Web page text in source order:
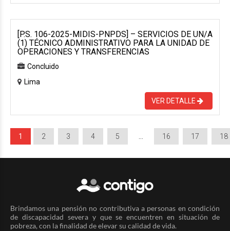
[P.S. 106-2025-MIDIS-PNPDS] – SERVICIOS DE UN/A
(1) TÉCNICO ADMINISTRATIVO PARA LA UNIDAD DE
OPERACIONES Y TRANSFERENCIAS
Concluido
Lima
VER DETALLE
1 2 3 4 5 16 17 18
Brindamos una pensión no contributiva a personas en condición
de discapacidad severa y que se encuentren en situación de
pobreza, con la finalidad de elevar su calidad de vida.